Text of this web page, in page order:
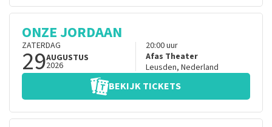
ONZE JORDAAN
ZATERDAG
29AUGUSTUS
2026
20:00uur
Afas Theater
Leusden, Nederland
BEKIJK TICKETS